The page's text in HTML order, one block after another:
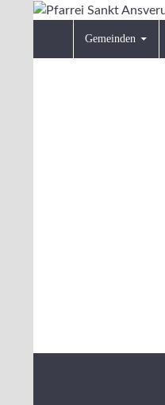
Pfarrei Sankt
Gemeinden